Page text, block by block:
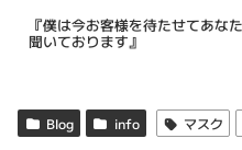
『僕は今お客様を待たせてあな
聞いております』
Blog info マスク